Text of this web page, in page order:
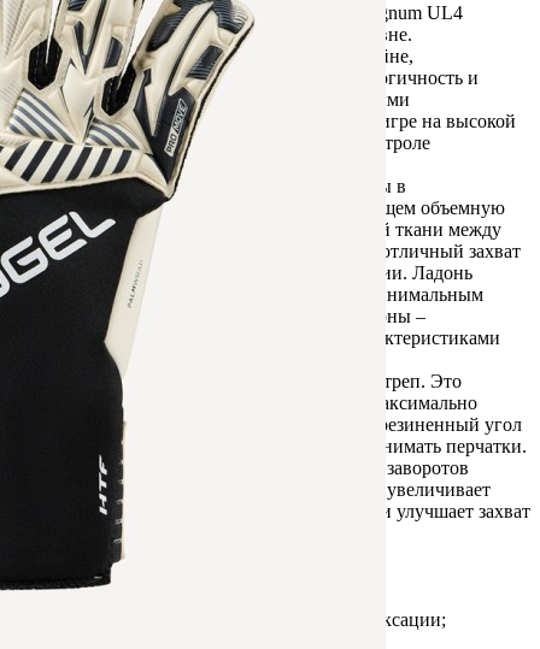
Профессиональные вратарские перчатки Magnum UL4
созданы для тренировок и игр на любом уровне.
Выполнены в лаконичном черно-белом дизайне,
воплощающем собой современность, технологичность и
уверенность. Стильная графика с динамичными
геометрическими линиями – это история об игре на высокой
скорости, мгновенной реакции и полном контроле
происходящего на поле.
Вратарские перчатки для футбола выполнены в
сбалансированном гибридном крое, сочетающем объемную
форму пальцев и добавление вентилирующей ткани между
ними. Это обеспечивает плотную посадку и отличный захват
мяча при сохранении надежности конструкции. Ладонь
сделана из высококачественного латекса с минимальным
влагопоглощением. Материал внешней стороны –
улучшенный латекс, обладающий всеми характеристиками
для комфортных тренировок и игр.
Уникальная особенность модели – двойной стреп. Это
оригинальное решение предусмотрено для максимально
удобной, регулируемой фиксации руки. Прорезиненный угол
на стрепе дает возможность легко и быстро снимать перчатки.
В конструкции также применена технология заворотов
латекса на тыльную сторону (Palm wrap), что увеличивает
площадь соприкосновения мяча с перчаткой и улучшает захват
Преимущества:
Сбалансированный гибридный курой;
Плотная посадка и отличный захват мяча;
Двойной стреп для максимально удобной фиксации;